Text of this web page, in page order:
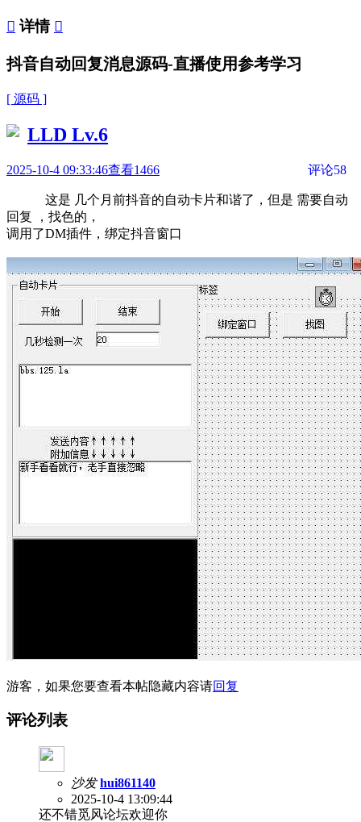
 详情 
抖音自动回复消息源码-直播使用参考学习
[ 源码 ]
LLD Lv.6
2025-10-4 09:33:46查看1466 评论58
这是 几个月前抖音的自动卡片和谐了，但是 需要自动
回复 ，找色的，
调用了DM插件，绑定抖音窗口
游客，如果您要查看本帖隐藏内容请回复
评论列表
沙发 hui861140
2025-10-4 13:09:44
还不错觅风论坛欢迎你